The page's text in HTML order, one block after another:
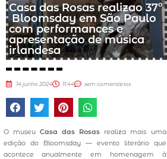
Casa das Rosas realizao 37º
Bloomsday em São Paulo
com performances e
apresentação de música
irlandesa
14 junho 2024 11:44 sem comentários
O museuCasa das Rosas realiza mais uma
edição do Bloomsday — evento literário que
acontece anualmente em homenagem à